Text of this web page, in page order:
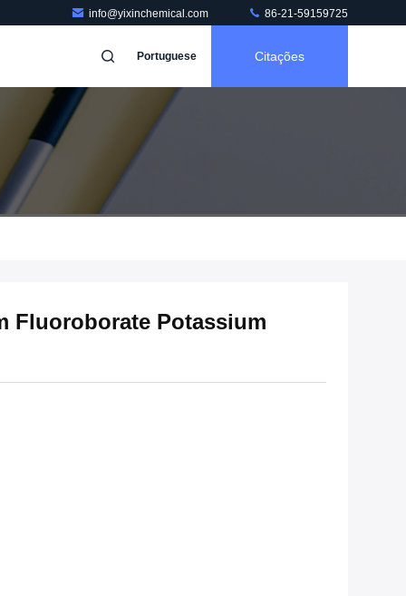
info@yixinchemical.com 86-21-59159725
Portuguese Citações
Fluoroborate Potassium